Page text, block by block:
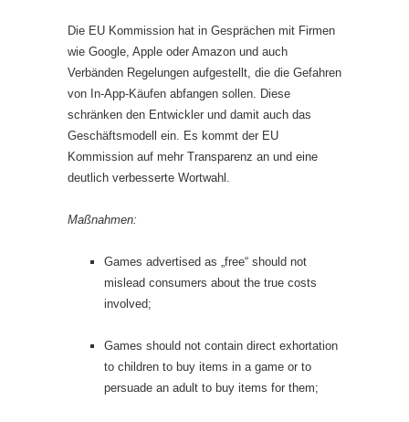
Die EU Kommission hat in Gesprächen mit Firmen
wie Google, Apple oder Amazon und auch
Verbänden Regelungen aufgestellt, die die Gefahren
von In-App-Käufen abfangen sollen. Diese
schränken den Entwickler und damit auch das
Geschäftsmodell ein. Es kommt der EU
Kommission auf mehr Transparenz an und eine
deutlich verbesserte Wortwahl.
Maßnahmen:
Games advertised as „free“ should not
mislead consumers about the true costs
involved;
Games should not contain direct exhortation
to children to buy items in a game or to
persuade an adult to buy items for them;